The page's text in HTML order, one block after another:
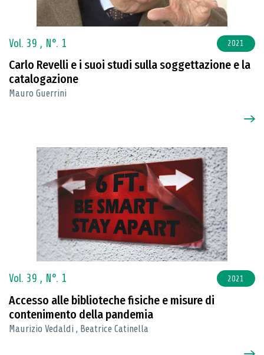
Vol. 39 , N°. 1 2021
Carlo Revelli e i suoi studi sulla soggettazione e la
catalogazione
Mauro Guerrini
Vol. 39 , N°. 1 2021
Accesso alle biblioteche fisiche e misure di
contenimento della pandemia
Maurizio Vedaldi , Beatrice Catinella